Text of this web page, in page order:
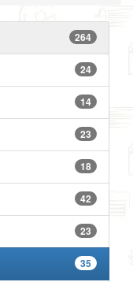
264
24
14
23
18
42
23
35